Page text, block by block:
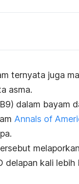
ternyata juga
asma.
dalam bayam
Annals of
delapan kali